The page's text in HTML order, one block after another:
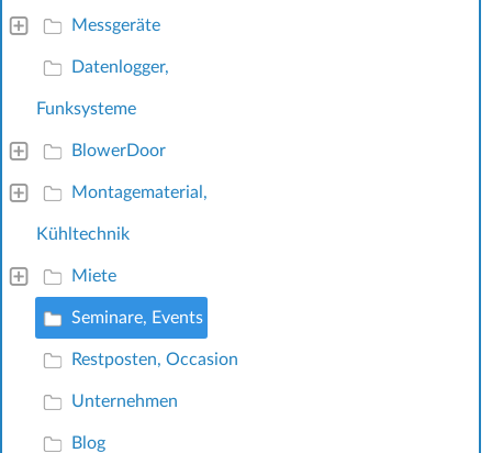
Messgeräte
Datenlogger,
Funksysteme
BlowerDoor
Montagematerial,
Kühltechnik
Miete
Seminare, Events
Restposten, Occasion
Unternehmen
Blog